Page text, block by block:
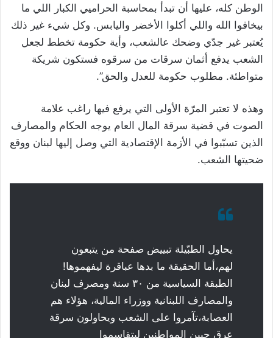
الوطن كله، عليها أن تبدأ بمحاسبة الحراميي الكبار اللي ما
بيخافوا الله واللي أكلوا الأخضر واليابس. وكل شيء غير ذلك
يُعتبر غير جدّي وضحك عالشعب، وأية حكومة تخطط لجعل
الشعب يدفع أثمان سرقات من سرقوه فستكون شريكة
متواطئة. مطلوب حكومة للعدل والحق”.
وهذه لا تعتبر المرّة الأولى التي يرفع فيها راغب علامة
الصوت في قضية سرقة المال العام يوجه الحكام والمصارف
الذين تسبّبوا في الأزمة الإقتصادية التي وصل إليها لبنان ووقع
ضحيتها الشعب.
يحاول الطبّيلة تبييض صفحة من يتبعون
لهم،أما الحقيقة ما بدها عباقرة ليفهموها!
الطبقة السياسية من ٣٠ سنة ومصرف لبنان
والمصارف اللبنانية ووزراء المالية، هؤلاء هم
العصابة،تآمروا على الشعب ويحاولون سرقة
عرق جبين المواطنين ليتقاسموا